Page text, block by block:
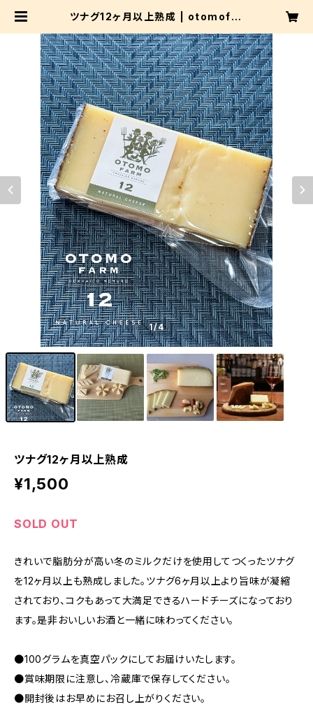
ツナグ12ヶ月以上熟成 | otomofar
1/4
ツナグ12ヶ月以上熟成
¥1,500
SOLD OUT
きれいで脂肪分が高い冬のミルクだけを使用してつくったツナグ
を12ヶ月以上も熟成しました。ツナグ6ヶ月以上より旨味が凝縮
されており、コクもあって大満足できるハードチーズになっており
ます。是非おいしいお酒と一緒に味わってください。
●100グラムを真空パックにしてお届けいたします。
●賞味期限に注意し、冷蔵庫で保存してください。
●開封後はお早めにお召し上がりください。